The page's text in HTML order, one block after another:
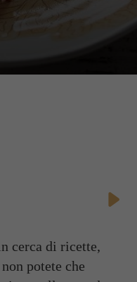
cerca di ricette,
potete che